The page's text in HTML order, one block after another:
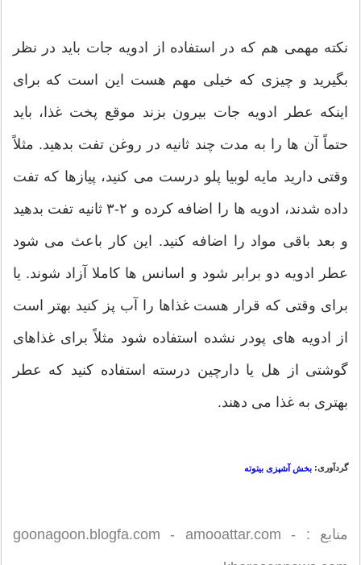
نکته مهمی هم که در استفاده از ادویه جات باید در نظر
بگیرید و چیزی که خیلی مهم هست این است که برای
اینکه عطر ادویه جات بیرون بزند موقع پخت غذا، باید
حتماً آن ها را به مدت چند ثانیه در روغن تفت بدهید. مثلاً
وقتی دارید مایه لوبیا پلو درست می کنید، پیازها که تفت
داده شدند، ادویه ها را اضافه کرده و ۲-۳ ثانیه تفت بدهید
و بعد باقی مواد را اضافه کنید. این کار باعث می شود
عطر ادویه دو برابر شود و اسانس ها کاملا آزاد شوند. یا
برای وقتی که قرار هست غذاها را آب پز کنید بهتر است
از ادویه های پودر نشده استفاده شود مثلاً برای غذاهای
گوشتی از هل یا دارچین درسته استفاده کنید که عطر
بهتری به غذا می دهند.
گردآوری: بخش آشپزی بیتوته
منابع : goonagoon.blogfa.com - amooattar.com -